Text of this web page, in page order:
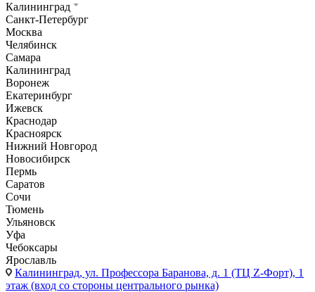
Калининград
Санкт-Петербург
Москва
Челябинск
Самара
Калининград
Воронеж
Екатеринбург
Ижевск
Краснодар
Красноярск
Нижний Новгород
Новосибирск
Пермь
Саратов
Сочи
Тюмень
Ульяновск
Уфа
Чебоксары
Ярославль
Калининград, ул. Профессора Баранова, д. 1 (ТЦ Z-Форт), 1
этаж (вход со стороны центрального рынка)